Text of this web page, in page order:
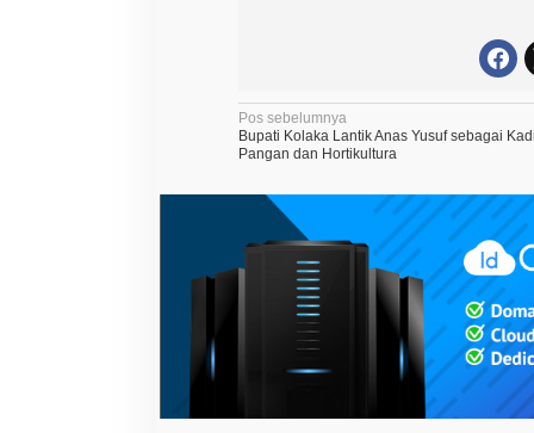
N
a
v
g
a
Pos sebelumnya
Bupati Kolaka Lantik Anas Yusuf sebagai
Pangan dan Hortikultura